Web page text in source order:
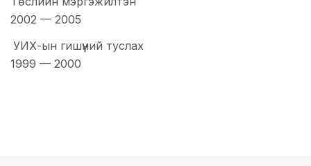
2002 — 2005
УИХ-ын гишүүний туслах
1999 — 2000